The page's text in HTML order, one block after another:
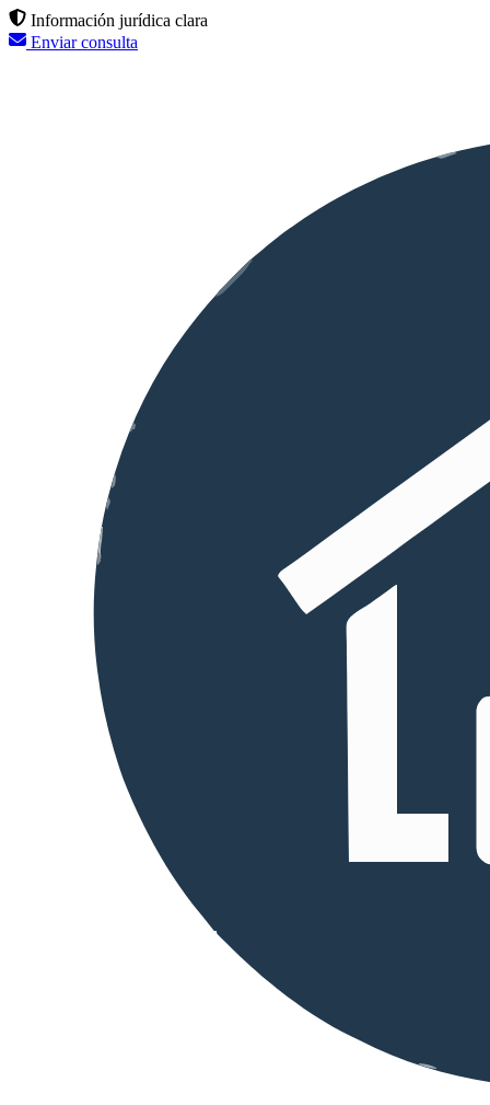
Información jurídica clara
Enviar consulta